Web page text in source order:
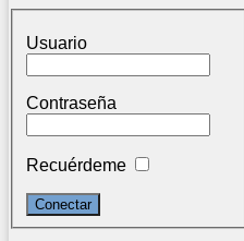
Usuario
Contraseña
Recuérdeme